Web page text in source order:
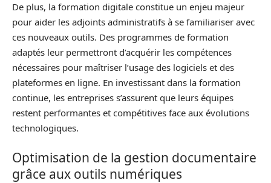
De plus, la formation digitale constitue un enjeu majeur
pour aider les adjoints administratifs à se familiariser avec
ces nouveaux outils. Des programmes de formation
adaptés leur permettront d’acquérir les compétences
nécessaires pour maîtriser l’usage des logiciels et des
plateformes en ligne. En investissant dans la formation
continue, les entreprises s’assurent que leurs équipes
restent performantes et compétitives face aux évolutions
technologiques.
Optimisation de la gestion documentaire
grâce aux outils numériques